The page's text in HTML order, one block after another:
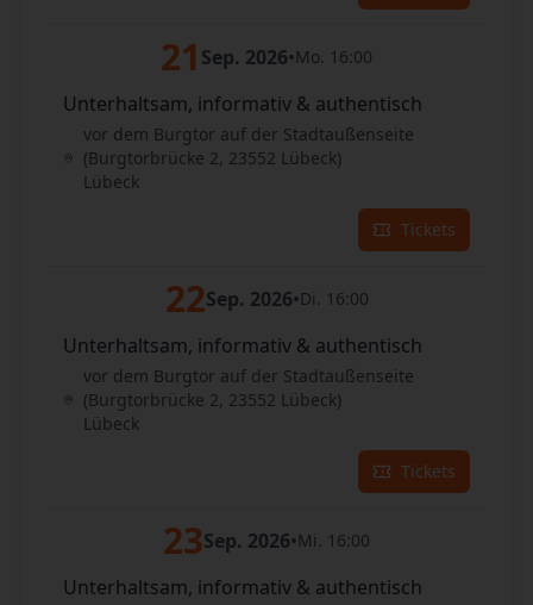
21 Sep. 2026•Mo. 16:00
Unterhaltsam, informativ & authentisch
vor dem Burgtor auf der Stadtaußenseite
(Burgtorbrücke 2, 23552 Lübeck)
Lübeck
Tickets
22Sep. 2026•Di. 16:00
Unterhaltsam, informativ & authentisch
vor dem Burgtor auf der Stadtaußenseite
(Burgtorbrücke 2, 23552 Lübeck)
Lübeck
Tickets
23Sep. 2026•Mi. 16:00
Unterhaltsam, informativ & authentisch